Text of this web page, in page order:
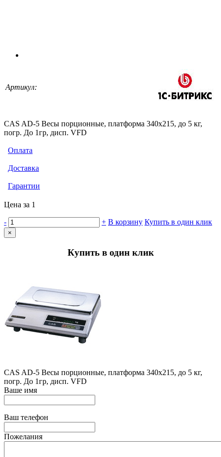
Артикул:
CAS AD-5 Весы порционные, платформа 340х215, до 5 кг,
погр. До 1гр, дисп. VFD
Оплата
Доставка
Гарантии
Цена за 1
- + В корзину Купить в один клик
×
Купить в один клик
CAS AD-5 Весы порционные, платформа 340х215, до 5 кг,
погр. До 1гр, дисп. VFD
Ваше имя
Ваш телефон
Пожелания